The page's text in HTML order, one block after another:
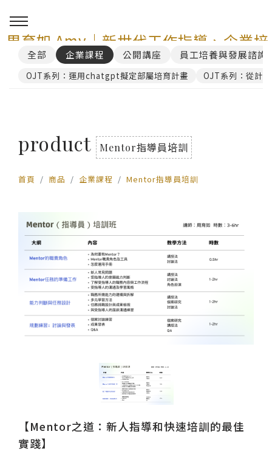
周育如 Amy｜新世代工作指導、企業培
訓與 AI 講師顧問服務
全部 企業課程 公開講座 員工培養與發展諮詢
OJT系列：運用chatgpt擬定部屬培育計畫 OJT系列：從計
product Mentor指導員培訓
首頁 商品 企業課程 Mentor指導員培訓
【Mentor之道：新人指導和快速培訓的最佳
實踐】